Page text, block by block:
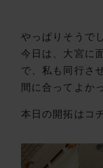
やっぱりそうで
今日は、大宮に
で、私も同行さ
間に合ってよか
本日の開拓はコ